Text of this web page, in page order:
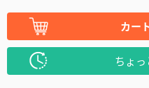
カー
ちょ